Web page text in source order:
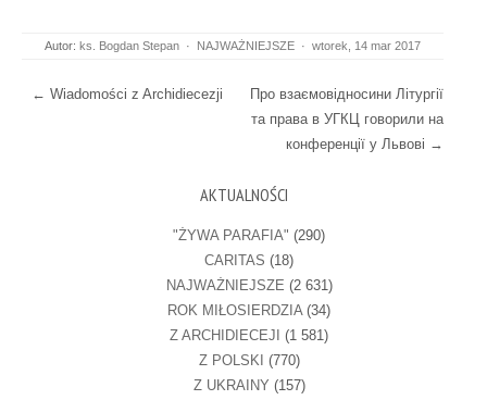
Autor: ks. Bogdan Stepan · NAJWAŻNIEJSZE · wtorek, 14 mar 2017
Post navigation
← Wiadomości z Archidiecezji
Про взаємовідносини Літургії
та права в УГКЦ говорили на
конференції у Львові →
AKTUALNOŚCI
"ŻYWA PARAFIA" (290)
CARITAS (18)
NAJWAŻNIEJSZE (2 631)
ROK MIŁOSIERDZIA(34)
Z ARCHIDIECEJI (1 581)
Z POLSKI (770)
Z UKRAINY (157)